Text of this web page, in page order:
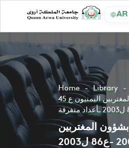
AR
Home
Library
مجلة الوطن تعني بشؤون المغتربين اليمنيون ع 45
المغتربين
اليمنيون ع 45 ل2000 -ع86 ل2003